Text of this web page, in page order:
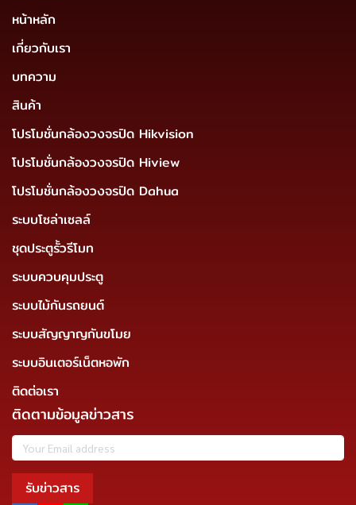
หน้าหลัก
เกี่ยวกับเรา
บทความ
สินค้า
โปรโมชั่นกล้องวงจรปิด Hikvision
โปรโมชั่นกล้องวงจรปิด Hiview
โปรโมชั่นกล้องวงจรปิด Dahua
ระบบโซล่าเซลล์
ชุดประตูรั้วรีโมท
ระบบควบคุมประตู
ระบบไม้กันรถยนต์
ระบบสัญญาญกันขโมย
ระบบอินเตอร์เน็ตหอพัก
ติดต่อเรา
ติดตามข้อมูลข่าวสาร
รับข่าวสาร